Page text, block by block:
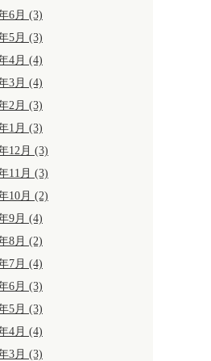
6月 (3)
5月 (3)
4月 (4)
3月 (4)
2月 (3)
1月 (3)
12月 (3)
11月 (3)
10月 (2)
9月 (4)
8月 (2)
7月 (4)
6月 (3)
5月 (3)
4月 (4)
3月 (3)